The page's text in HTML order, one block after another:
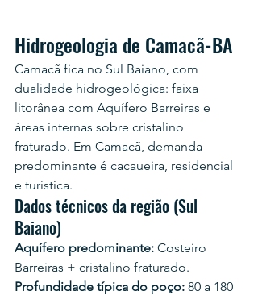
Hidrogeologia de Camacã-BA
Camacã fica no Sul Baiano, com
dualidade hidrogeológica: faixa
litorânea com Aquífero Barreiras e
áreas internas sobre cristalino
fraturado. Em Camacã, demanda
predominante é cacaueira, residencial
e turística.
Dados técnicos da região (Sul
Baiano)
Aquífero predominante: Costeiro
Barreiras + cristalino fraturado.
Profundidade típica do poço: 80 a 180